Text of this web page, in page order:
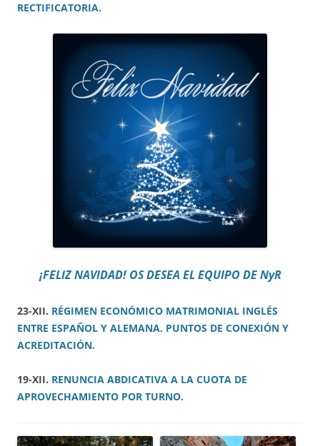
RECTIFICATORIA.
¡FELIZ NAVIDAD! OS DESEA EL EQUIPO DE NyR
23-XII. RÉGIMEN ECONÓMICO MATRIMONIAL INGLÉS
ENTRE ESPAÑOL Y ALEMANA. PUNTOS DE CONEXIÓN Y
ACREDITACIÓN.
19-XII. RENUNCIA ABDICATIVA A LA CUOTA DE
APROVECHAMIENTO POR TURNO.